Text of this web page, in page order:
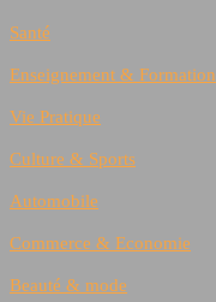
Santé
Enseignement & Formation
Vie Pratique
Culture & Sports
Automobile
Commerce & Economie
Beauté & mode